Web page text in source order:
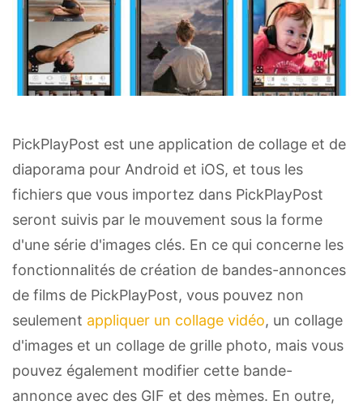
PickPlayPost est une application de collage et de
diaporama pour Android et iOS, et tous les
fichiers que vous importez dans PickPlayPost
seront suivis par le mouvement sous la forme
d'une série d'images clés. En ce qui concerne les
fonctionnalités de création de bandes-annonces
de films de PickPlayPost, vous pouvez non
seulement appliquer un collage vidéo, un collage
d'images et un collage de grille photo, mais vous
pouvez également modifier cette bande-
annonce avec des GIF et des mèmes. En outre,